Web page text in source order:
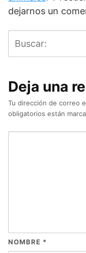
dejarnos un
Deja una
Tu dirección de correo
obligatorios están
NOMBRE *